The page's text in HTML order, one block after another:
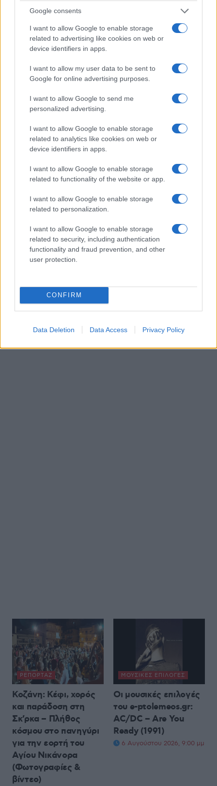
Google consents
I want to allow Google to enable storage
related to advertising like cookies on web or
device identifiers in apps.
I want to allow my user data to be sent to
Google for online advertising purposes.
I want to allow Google to send me
personalized advertising.
I want to allow Google to enable storage
related to analytics like cookies on web or
device identifiers in apps.
I want to allow Google to enable storage
related to functionality of the website or app.
I want to allow Google to enable storage
related to personalization.
I want to allow Google to enable storage
related to security, including authentication
functionality and fraud prevention, and other
user protection.
CONFIRM
Data Deletion Data Access Privacy Policy
ΡΕΠΟΡΤΆΖ
Κοζάνη: Κέφι, χορός
και παράδοση στη
Σκ’ρκα – Πλήθος
κόσμου στο πανηγύρι
για την εορτή του
Αγίου Νικάνορα
(Φωτογραφίες &
βίντεο)
ΜΟΥΣΙΚΈΣ ΕΠΙΛΟΓΈΣ
Οι μουσικές επιλογές
του e-ptolemeos.gr:
AC/DC – Are You
Ready (1991)
6 Αυγούστου 2026, 9:00 μμ